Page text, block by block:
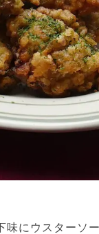
にウスターソ